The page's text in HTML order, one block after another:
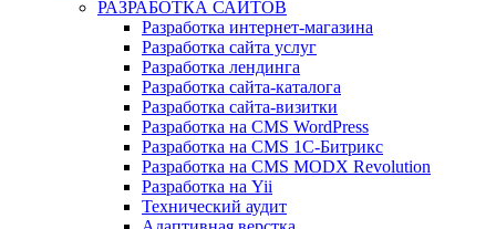
РАЗРАБОТКА САЙТОВ
Разработка интернет-магазина
Разработка сайта услуг
Разработка лендинга
Разработка сайта-каталога
Разработка сайта-визитки
Разработка на CMS WordPress
Разработка на CMS 1С-Битрикс
Разработка на CMS MODX Revolution
Разработка на Yii
Технический аудит